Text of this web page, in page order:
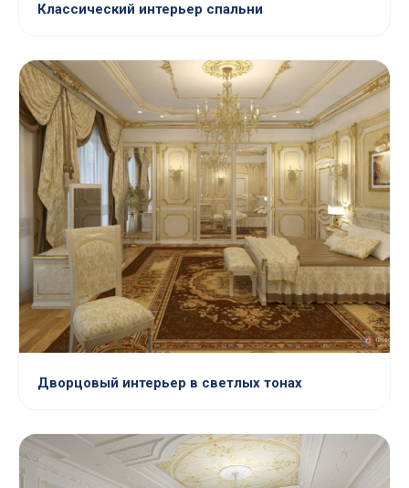
Классический интерьер спальни
Дворцовый интерьер в светлых тонах